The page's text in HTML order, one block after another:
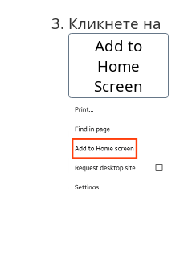
Кликнете на
Add to
Home
Screen